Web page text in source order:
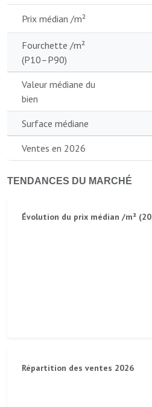
Prix médian /m²
Fourchette /m²
(P10–P90)
Valeur médiane du
bien
Surface médiane
Ventes en 2026
TENDANCES DU MARCHÉ
Évolution du prix médian /m²
Répartition des ventes 2026